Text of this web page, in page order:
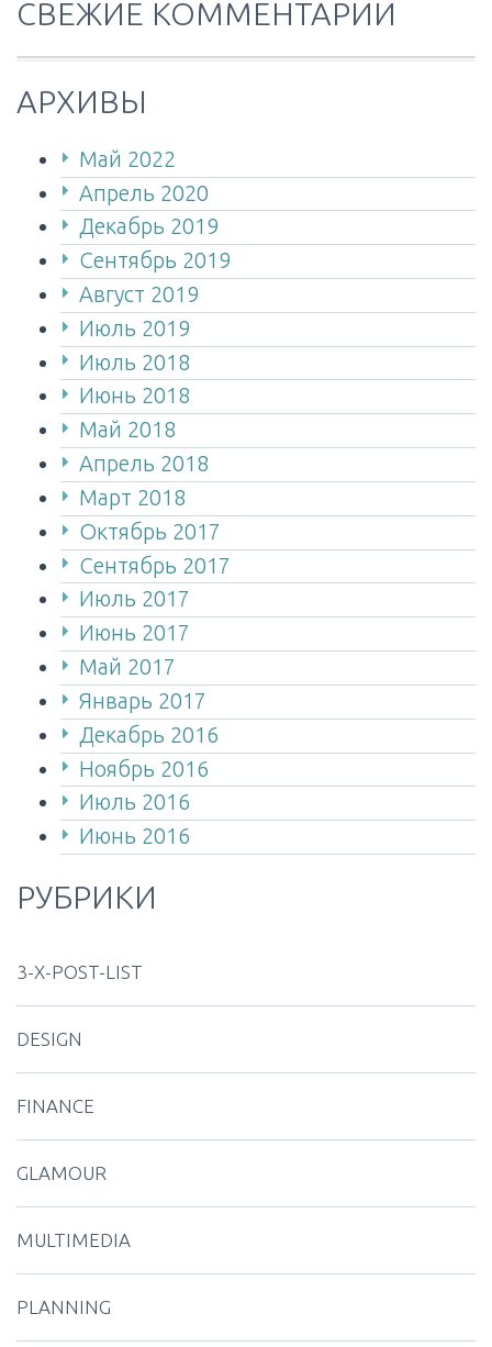
СВЕЖИЕ КОММЕНТАРИИ
АРХИВЫ
Май 2022
Апрель 2020
Декабрь 2019
Сентябрь 2019
Август 2019
Июль 2019
Июль 2018
Июнь 2018
Май 2018
Апрель 2018
Март 2018
Октябрь 2017
Сентябрь 2017
Июль 2017
Июнь 2017
Май 2017
Январь 2017
Декабрь 2016
Ноябрь 2016
Июль 2016
Июнь 2016
РУБРИКИ
3-X-POST-LIST
DESIGN
FINANCE
GLAMOUR
MULTIMEDIA
PLANNING